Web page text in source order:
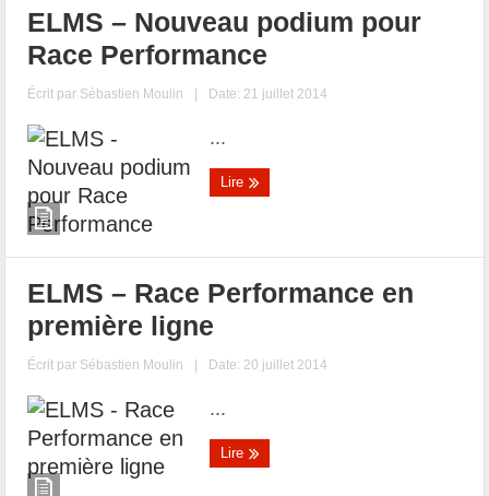
ELMS – Nouveau podium pour
Race Performance
Écrit par Sébastien Moulin | Date: 21 juillet 2014
...
Lire
ELMS – Race Performance en
première ligne
Écrit par Sébastien Moulin | Date: 20 juillet 2014
...
Lire